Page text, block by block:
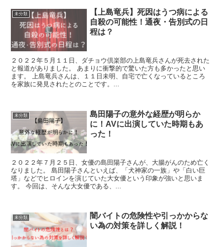
未分類
【上島竜兵】死因はうつ病による
自殺の可能性！通夜・告別式の日
程は？
２０２２年５月１１日、ダチョウ倶楽部の上島竜兵さんが死去された
と報道がありました。 あまりに衝撃的で驚いた方も多かったと思い
ます。 上島竜兵さんは、１１日未明、自宅で亡くなっているところ
を家族に発見されたとのことです。...
未分類
島田陽子の意外な経歴が明らか
に！AVに出演していた時期もあ
った！
２０２２年７月２５日、女優の島田陽子さんが、大腸がんのため亡く
なりました。 島田陽子さんといえば、「犬神家の一族」や「白い巨
塔」などでヒロインを演じていた大女優という印象が強いと思いま
す。 今回は、そんな大女優である、...
未分類
闇バイトの危険性や引っかからな
い為の対策を詳しく解説！